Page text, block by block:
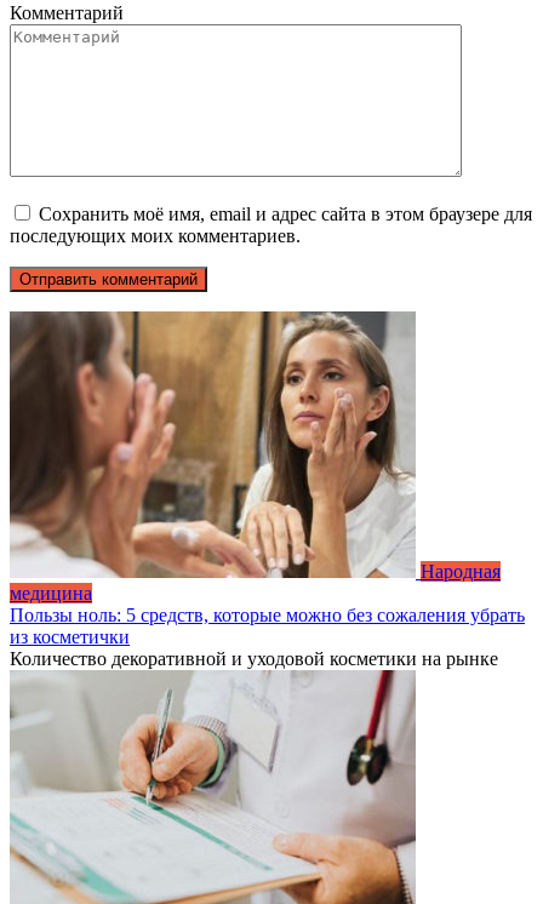
Комментарий
Сохранить моё имя, email и адрес сайта в этом браузере для
последующих моих комментариев.
Народная
медицина
Пользы ноль: 5 средств, которые можно без сожаления убрать
из косметички
Количество декоративной и уходовой косметики на рынке